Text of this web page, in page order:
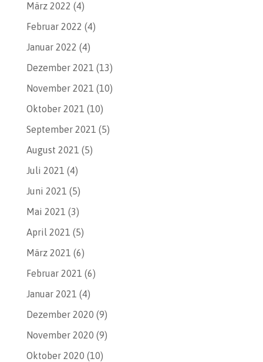
März 2022 (4)
Februar 2022 (4)
Januar 2022 (4)
Dezember 2021 (13)
November 2021 (10)
Oktober 2021 (10)
September 2021 (5)
August 2021 (5)
Juli 2021 (4)
Juni 2021 (5)
Mai 2021 (3)
April 2021 (5)
März 2021 (6)
Februar 2021 (6)
Januar 2021 (4)
Dezember 2020 (9)
November 2020 (9)
Oktober 2020 (10)